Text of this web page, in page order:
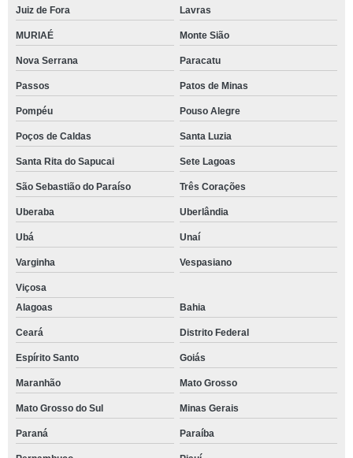
Juiz de Fora Lavras
MURIAÉ Monte Sião
Nova Serrana Paracatu
Passos Patos de Minas
Pompéu Pouso Alegre
Poços de Caldas Santa Luzia
Santa Rita do Sapucai Sete Lagoas
São Sebastião do Paraíso Três Corações
Uberaba Uberlândia
Ubá Unaí
Varginha Vespasiano
Viçosa
Alagoas
Bahia
Ceará Distrito Federal
Espírito Santo Goiás
Maranhão Mato Grosso
Mato Grosso do Sul Minas Gerais
Paraná Paraíba